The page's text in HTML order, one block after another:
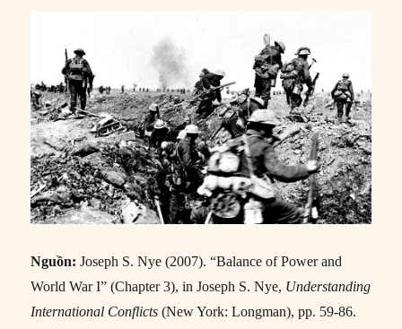
Nguồn:Joseph S. Nye (2007). “Balance of Power and
World War I” (Chapter 3), in Joseph S. Nye,Understanding
International Conflicts(New York: Longman), pp. 59-86.
Biên dịch & Hiệu đính:Lê Hồng Hiệp
Người ta thường cho rằng nguyên nhân dẫn đến Chiến
tranh thế giới lần thứ nhất là do vấn đề “cân bằng quyền